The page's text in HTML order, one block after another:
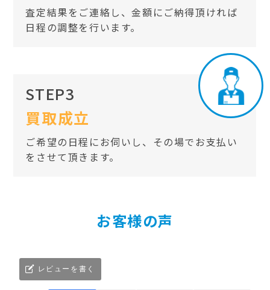
査定結果をご連絡し、金額にご納得頂ければ
日程の調整を行います。
STEP3
買取成立
ご希望の日程にお伺いし、その場でお支払い
をさせて頂きます。
お客様の声
レビューを書く